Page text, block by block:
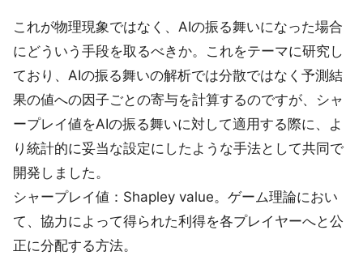
これが物理現象ではなく、AIの振る舞いになった場合
にどういう手段を取るべきか。これをテーマに研究し
ており、AIの振る舞いの解析では分散ではなく予測結
果の値への因子ごとの寄与を計算するのですが、シャ
ープレイ値をAIの振る舞いに対して適用する際に、よ
り統計的に妥当な設定にしたような手法として共同で
開発しました。
シャープレイ値：Shapley value。ゲーム理論におい
て、協力によって得られた利得を各プレイヤーへと公
正に分配する方法。